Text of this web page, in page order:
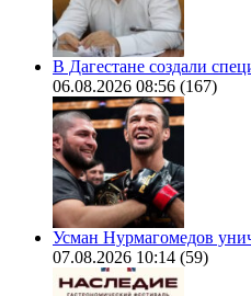
В Дагестане создали
06.08.2026 08:56 (167)
Усман Нурмагомедов
07.08.2026 10:14 (59)